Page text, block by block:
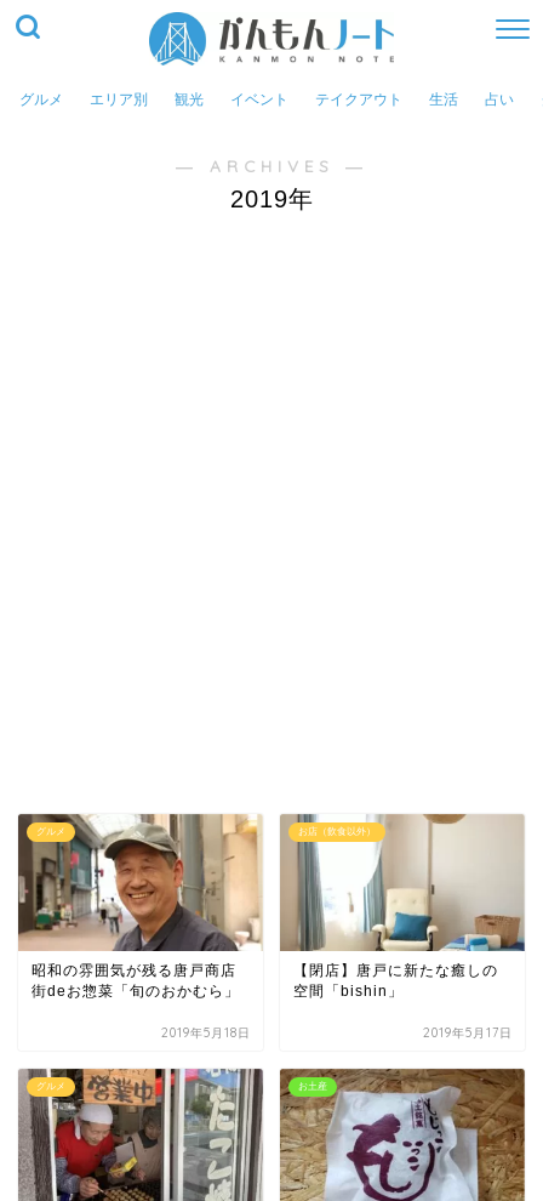
グルメ エリア別 観光 イベント テイクアウト 生活 占い
― ARCHIVES ―
2019年
グルメ
昭和の雰囲気が残る唐戸商店
街deお惣菜「旬のおかむら」
2019年5月18日
お店（飲食以外）
【閉店】唐戸に新たな癒しの
空間「bishin」
2019年5月17日
グルメ お土産